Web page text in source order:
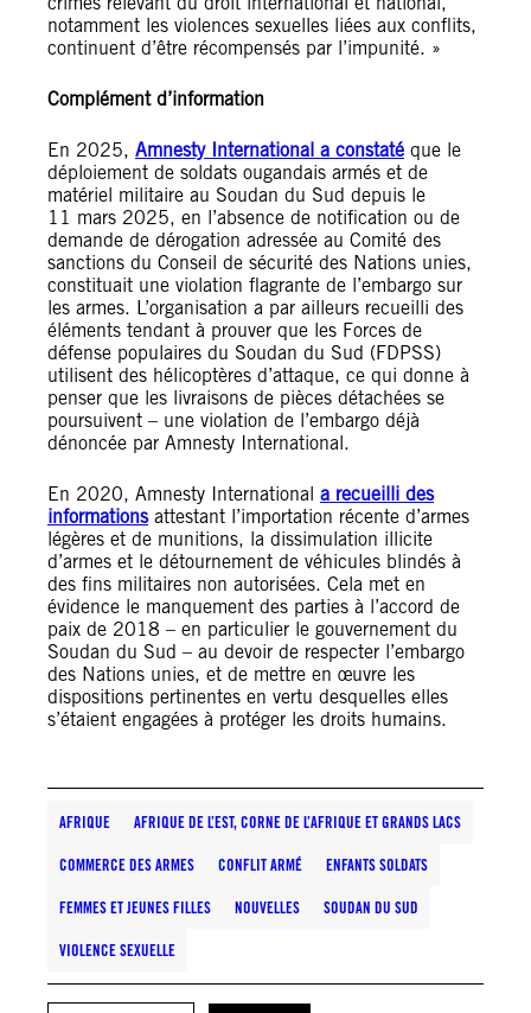
notamment les violences sexuelles liées aux conflits,
continuent d’être récompensés par l’impunité. »
Complément d’information
En 2025, Amnesty International a constaté que le
déploiement de soldats ougandais armés et de
matériel militaire au Soudan du Sud depuis le
11 mars 2025, en l’absence de notification ou de
demande de dérogation adressée au Comité des
sanctions du Conseil de sécurité des Nations unies,
constituait une violation flagrante de l’embargo sur
les armes. L’organisation a par ailleurs recueilli des
éléments tendant à prouver que les Forces de
défense populaires du Soudan du Sud (FDPSS)
utilisent des hélicoptères d’attaque, ce qui donne à
penser que les livraisons de pièces détachées se
poursuivent – une violation de l’embargo déjà
dénoncée par Amnesty International.
En 2020, Amnesty International a recueilli des
informationsattestant l’importation récente d’armes
légères et de munitions, la dissimulation illicite
d’armes et le détournement de véhicules blindés à
des fins militaires non autorisées. Cela met en
évidence le manquement des parties à l’accord de
paix de 2018 – en particulier le gouvernement du
Soudan du Sud – au devoir de respecter l’embargo
des Nations unies, et de mettre en œuvre les
dispositions pertinentes en vertu desquelles elles
s’étaient engagées à protéger les droits humains.
AFRIQUE AFRIQUE DE L’EST, CORNE DE L’AFRIQUE ET GRANDS LACS
COMMERCE DES ARMES CONFLIT ARMÉ ENFANTS SOLDATS
FEMMES ET JEUNES FILLES NOUVELLES SOUDAN DU SUD
VIOLENCE SEXUELLE